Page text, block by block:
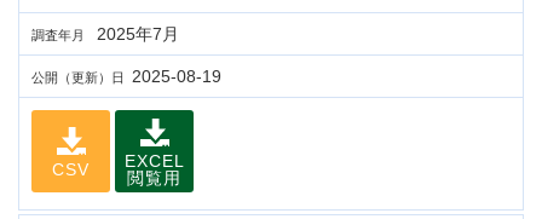
調査年月 2025年7月
公開（更新）日 2025-08-19
CSV
EXCEL
閲覧用